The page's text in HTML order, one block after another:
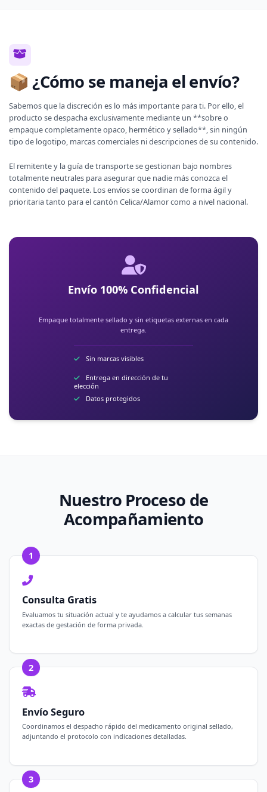
📦 ¿Cómo se maneja el envío?
Sabemos que la discreción es lo más importante para ti. Por ello, el
producto se despacha exclusivamente mediante un **sobre o
empaque completamente opaco, hermético y sellado**, sin ningún
tipo de logotipo, marcas comerciales ni descripciones de su contenido.
El remitente y la guía de transporte se gestionan bajo nombres
totalmente neutrales para asegurar que nadie más conozca el
contenido del paquete. Los envíos se coordinan de forma ágil y
prioritaria tanto para el cantón Celica/Alamor como a nivel nacional.
Envío 100% Confidencial
Empaque totalmente sellado y sin etiquetas externas en cada
entrega.
Sin marcas visibles
Entrega en dirección de tu
elección
Datos protegidos
Nuestro Proceso de
Acompañamiento
1
Consulta Gratis
Evaluamos tu situación actual y te ayudamos a calcular tus semanas
exactas de gestación de forma privada.
2
Envío Seguro
Coordinamos el despacho rápido del medicamento original sellado,
adjuntando el protocolo con indicaciones detalladas.
3